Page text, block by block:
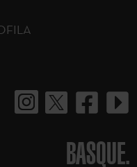
BASQUE.